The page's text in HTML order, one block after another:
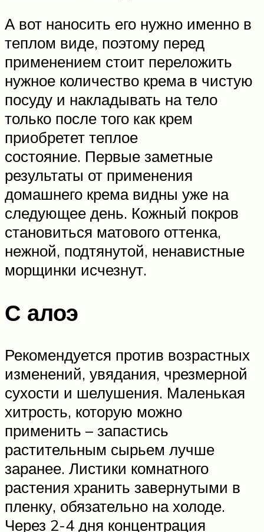
А вот наносить его нужно именно в
теплом виде, поэтому перед
применением стоит переложить
нужное количество крема в чистую
посуду и накладывать на тело
только после того как крем
приобретет теплое
состояние. Первые заметные
результаты от применения
домашнего крема видны уже на
следующее день. Кожный покров
становиться матового оттенка,
нежной, подтянутой, ненавистные
морщинки исчезнут.
С алоэ
Рекомендуется против возрастных
изменений, увядания, чрезмерной
сухости и шелушения. Маленькая
хитрость, которую можно
применить – запастись
растительным сырьем лучше
заранее. Листики комнатного
растения хранить завернутыми в
пленку, обязательно на холоде.
Через 2-4 дня концентрация